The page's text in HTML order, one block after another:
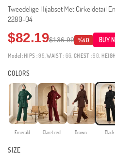
Tweedelige Hijabset Met Cirkeldetail
2280-04
$82.19$136.99 %40 BUY
Model: HIPS : 98,WAIST: 66,CHEST : 90,
COLORS
Emerald Claret red Brown Black
SIZE